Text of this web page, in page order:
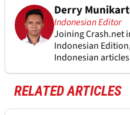
Derry
Indonesian Editor
Joining Crash.net
Indonesian
Indonesian
RELATED ARTICLES